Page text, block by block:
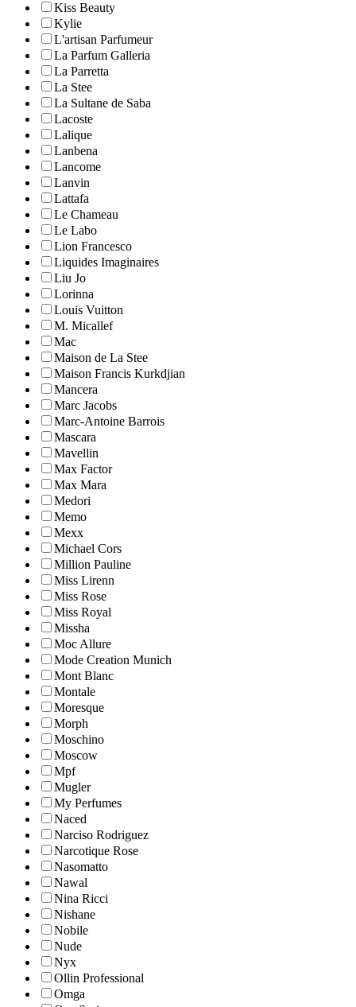
Kiss Beauty
Kylie
L'artisan Parfumeur
La Parfum Galleria
La Parretta
La Stee
La Sultane de Saba
Lacoste
Lalique
Lanbena
Lancome
Lanvin
Lattafa
Le Chameau
Le Labo
Lion Francesco
Liquides Imaginaires
Liu Jo
Lorinna
Louis Vuitton
M. Micallef
Mac
Maison de La Stee
Maison Francis Kurkdjian
Mancera
Marc Jacobs
Marc-Antoine Barrois
Mascara
Mavellin
Max Factor
Max Mara
Medori
Memo
Mexx
Michael Cors
Million Pauline
Miss Lirenn
Miss Rose
Miss Royal
Missha
Moc Allure
Mode Creation Munich
Mont Blanc
Montale
Moresque
Morph
Moschino
Moscow
Mpf
Mugler
My Perfumes
Naced
Narciso Rodriguez
Narcotique Rose
Nasomatto
Nawal
Nina Ricci
Nishane
Nobile
Nude
Nyx
Ollin Professional
Omga